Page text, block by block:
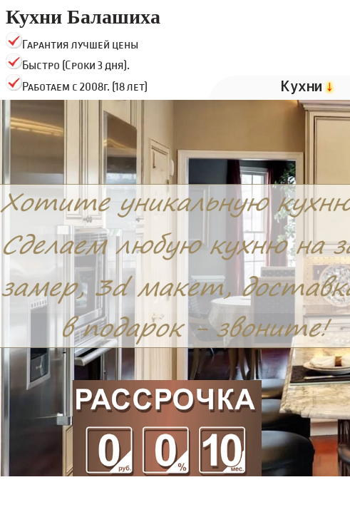
Кухни Балашиха
Гарантия лучшей цены
Быстро (Сроки 3 дня).
Работаем с 2008г. (18 лет)
Кухни↓